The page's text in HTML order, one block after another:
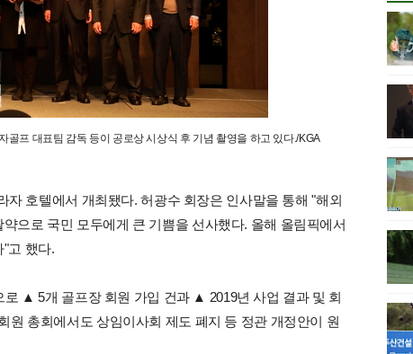
프 대표팀 감독 등이 공로상 시상식 후 기념 촬영을 하고 있다./KGA
호텔에서 개최됐다. 허광수 회장은 인사말을 통해 "해외
으로 국민 모두에게 큰 기쁨을 선사했다. 올해 올림픽에서
고 했다.
▲ 5개 골프장 회원 가입 건과 ▲ 2019년 사업 결과 및 회
원 총회에서도 상임이사회 제도 폐지 등 정관 개정안이 원